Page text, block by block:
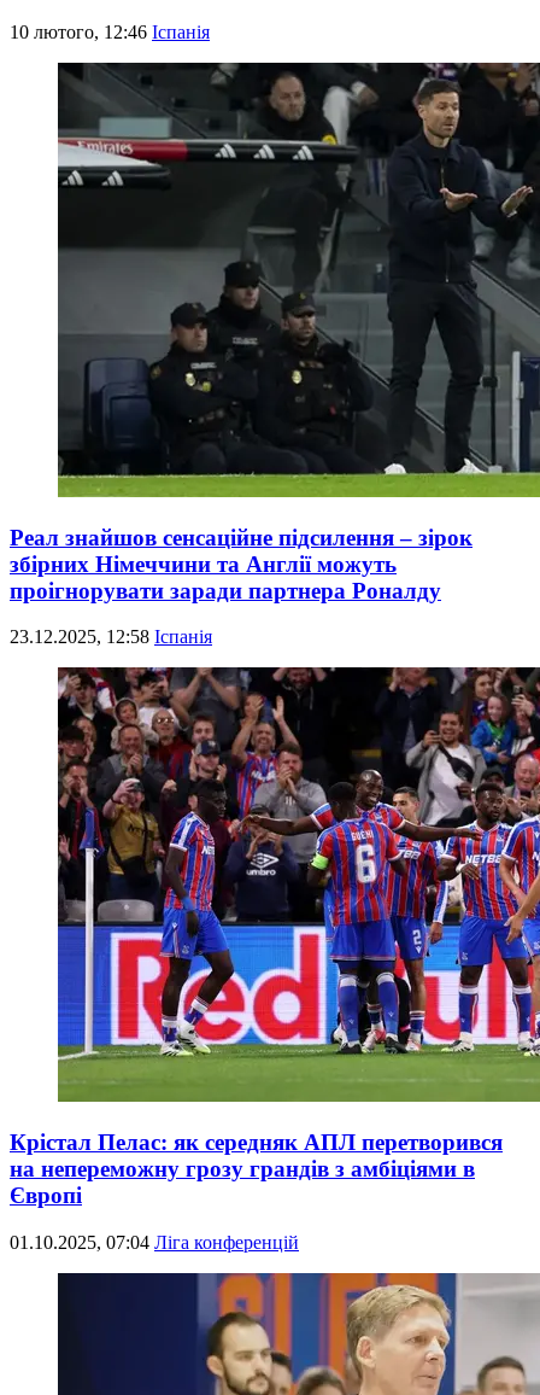
10 лютого, 12:46 Іспанія
Реал знайшов сенсаційне підсилення – зірок
збірних Німеччини та Англії можуть
проігнорувати заради партнера Роналду
23.12.2025, 12:58 Іспанія
Крістал Пелас: як середняк АПЛ перетворився
на непереможну грозу грандів з амбіціями в
Європі
01.10.2025, 07:04 Ліга конференцій